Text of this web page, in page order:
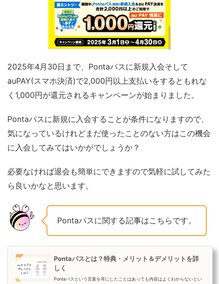
2025年4月30日まで、Pontaパスに新規入会そして
auPAY(スマホ決済)で2,000円以上支払いをするともれな
く1,000円が還元されるキャンペーンが始まりました。
Pontaパスに新規に入会することが条件になりますので、
気になっているけれどまだ使ったことのない方はこの機会
に入会してみてはいかがでしょうか？
必要なければ退会も簡単にできますので気軽に試してみた
ら良いかなと思います。
Pontaパスに関する記事はこちらです。
Pontaパスとは？特典・メリット＆デメリットを詳
しく
Pontaパスという言葉を耳にしたことはあっても内容はよくわからないとい